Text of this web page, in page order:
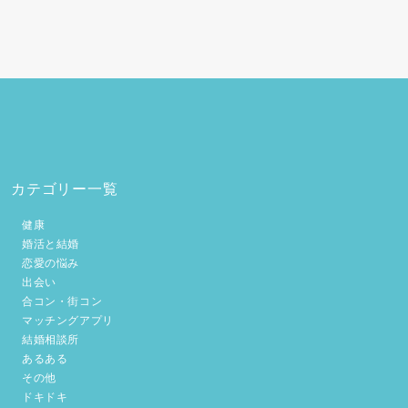
カテゴリー一覧
健康
婚活と結婚
恋愛の悩み
出会い
合コン・街コン
マッチングアプリ
結婚相談所
あるある
その他
ドキドキ